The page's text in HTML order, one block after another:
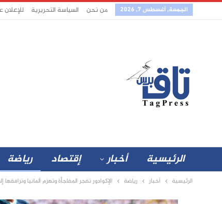
الجمعة, أغسطس 7, 2026 من نحن السياسة التحريرية
الرئيسية أخبار إقتصاد رياضة
الرئيسية أخبار رياضة الإكوادور تفجر المفاجأة وتهزم ألمانيا وترافقها